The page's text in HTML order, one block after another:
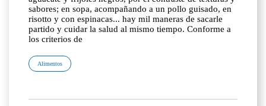
sabores; en sopa, acompañando a un pollo guisado, en
risotto y con espinacas... hay mil maneras de sacarle
partido y cuidar la salud al mismo tiempo. Conforme a
los criterios de
Alimentos